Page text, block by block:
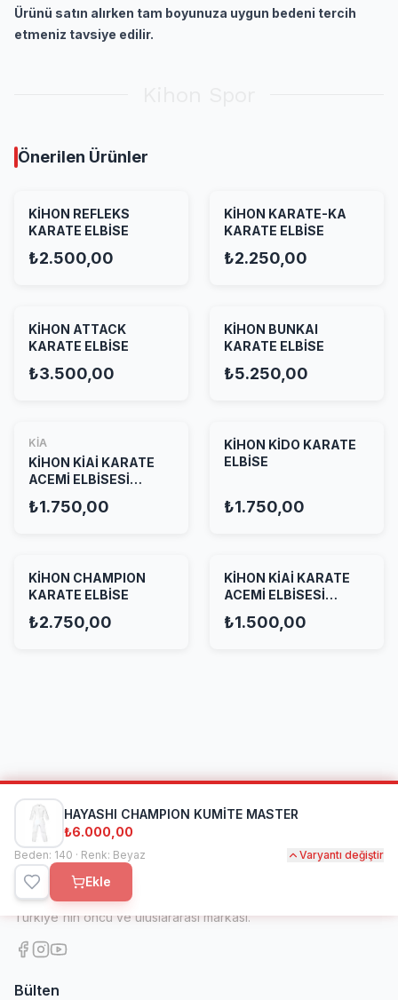
Ürünü satın alırken tam boyunuza uygun bedeni tercih
etmeniz tavsiye edilir.
Önerilen Ürünler
KİHON REFLEKS
KARATE ELBİSE
₺2.500,00
KİHON KARATE-KA
KARATE ELBİSE
₺2.250,00
KİHON ATTACK
KARATE ELBİSE
₺3.500,00
KİHON BUNKAI
KARATE ELBİSE
₺5.250,00
KİA
KİHON KİAİ KARATE
ACEMİ ELBİSESİ
₺1.750,00
KİHON KİDO KARATE
ELBİSE
₺1.750,00
KİHON CHAMPION
KARATE ELBİSE
₺2.750,00
KİHON KİAİ KARATE
ACEMİ ELBİSESİ
₺1.500,00
HAYASHI CHAMPION KUMİTE MASTER
₺6.000,00
Beden: 140 · Renk: Beyaz Varyantı değiştir
Ekle
Kihon Spor
1998'den beri dövüş sanatları ve spor ekipmanlarında
Türkiye'nin öncü ve uluslararası markası.
Bülten